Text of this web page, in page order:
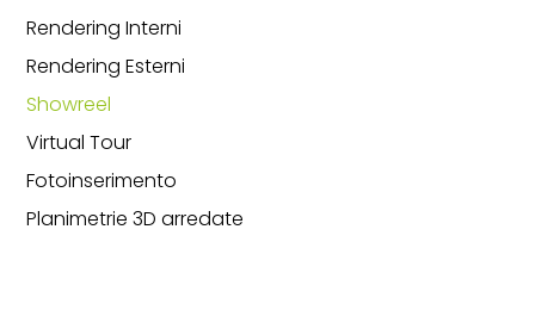
Rendering Interni
Rendering Esterni
Showreel
Virtual Tour
Fotoinserimento
Planimetrie 3D arredate